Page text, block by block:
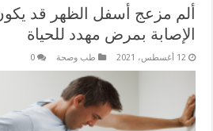
ألم مزعج أسفل الظهر قد
الإصابة بمرض مهدد للحياة
12 أغسطس، 2021 طب وصحة 0